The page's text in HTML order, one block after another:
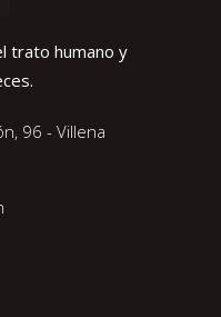
trato humano y
96 - Villena